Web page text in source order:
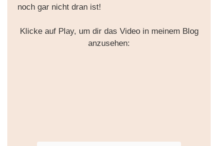
noch gar nicht dran ist!
Klicke auf Play, um dir das Video in meinem Blog
anzusehen: